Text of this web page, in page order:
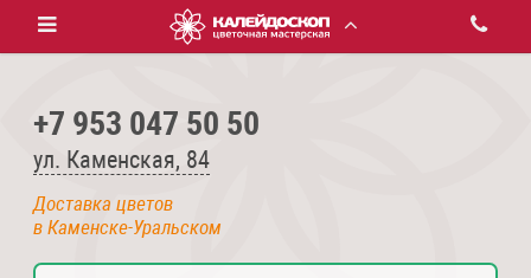
+7 953 047 50 50
ул. Каменская, 84
Доставка цветов
в Каменске-Уральском